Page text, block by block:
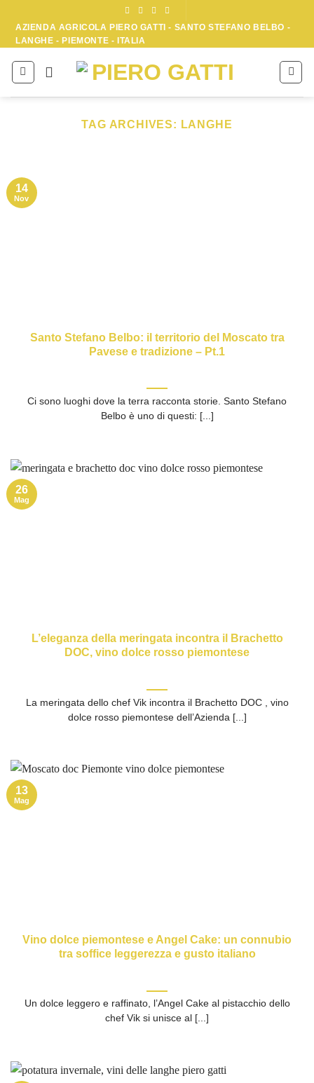
content
AZIENDA AGRICOLA PIERO GATTI - SANTO STEFANO BELBO -
LANGHE - PIEMONTE - ITALIA
TAG ARCHIVES: LANGHE
Santo Stefano Belbo: il territorio del Moscato tra
Pavese e tradizione – Pt.1
Ci sono luoghi dove la terra racconta storie. Santo Stefano
Belbo è uno di questi: [...]
14
Nov
L’eleganza della meringata incontra il Brachetto
DOC, vino dolce rosso piemontese
La meringata dello chef Vik incontra il Brachetto DOC , vino
dolce rosso piemontese dell’Azienda [...]
26
Mag
Vino dolce piemontese e Angel Cake: un connubio
tra soffice leggerezza e gusto italiano
Un dolce leggero e raffinato, l’Angel Cake al pistacchio dello
chef Vik si unisce al [...]
13
Mag